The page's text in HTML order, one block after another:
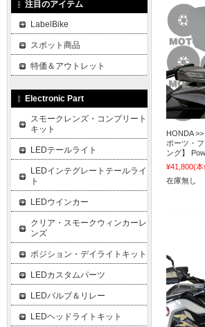
HONDA
ポーツ・
ング】
¥41,800(本
在庫無し
注目のアイテム
LabelBike
スポット商品
特価＆アウトレット
Electronic Part
スモークレンズ・コンプリート
キット
LEDテールライト
LEDインテグレートテールライ
ト
LEDウインカー
クリア・スモークウィンカーレ
ンズ
ポジション・デイライトキット
LEDカスタムパーツ
LEDバルブ＆リレー
LEDヘッドライトキット